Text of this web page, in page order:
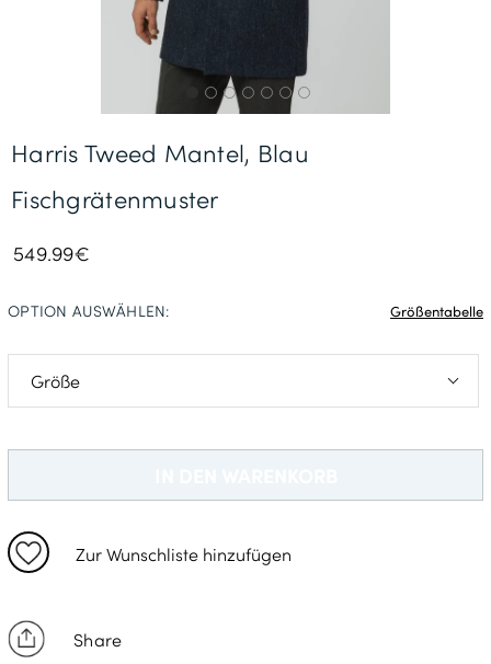
Gratisversand *
549.99€
Zur Wunschliste hinzufügen
Share
Harris Tweed Mantel, Blau
Fischgrätenmuster
XL
2XL
OPTION AUSWÄHLEN: Größentabelle